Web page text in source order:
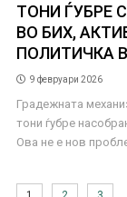
ТОНИ ЃУБРЕ
ВО БИХ,
ПОЛИТИЧКА
9 февруари 2026
Градежната
тони ѓубре
Ова не е нов